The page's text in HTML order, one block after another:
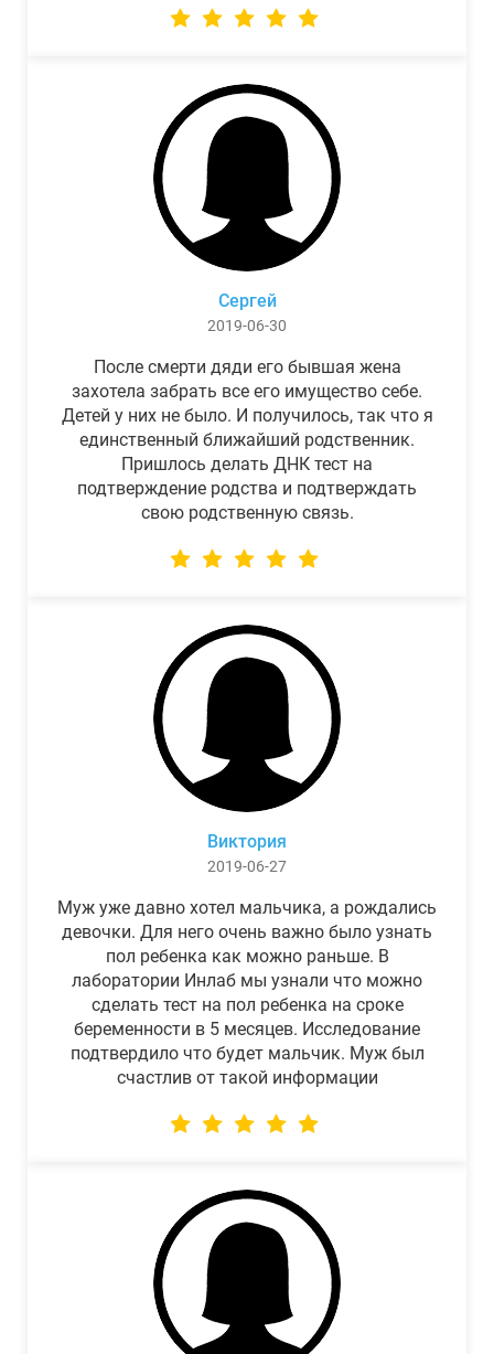
Сергей
2019-06-30
После смерти дяди его бывшая жена
захотела забрать все его имущество себе.
Детей у них не было. И получилось, так что я
единственный ближайший родственник.
Пришлось делать ДНК тест на
подтверждение родства и подтверждать
свою родственную связь.
Виктория
2019-06-27
Муж уже давно хотел мальчика, а рождались
девочки. Для него очень важно было узнать
пол ребенка как можно раньше. В
лаборатории Инлаб мы узнали что можно
сделать тест на пол ребенка на сроке
беременности в 5 месяцев. Исследование
подтвердило что будет мальчик. Муж был
счастлив от такой информации